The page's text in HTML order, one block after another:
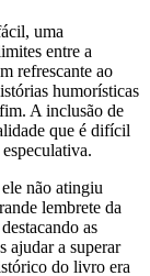
uma
entre a
refrescante ao
humorísticas
A inclusão de
que é difícil
não atingiu
lembrete da
as
ajudar a superar
do livro era